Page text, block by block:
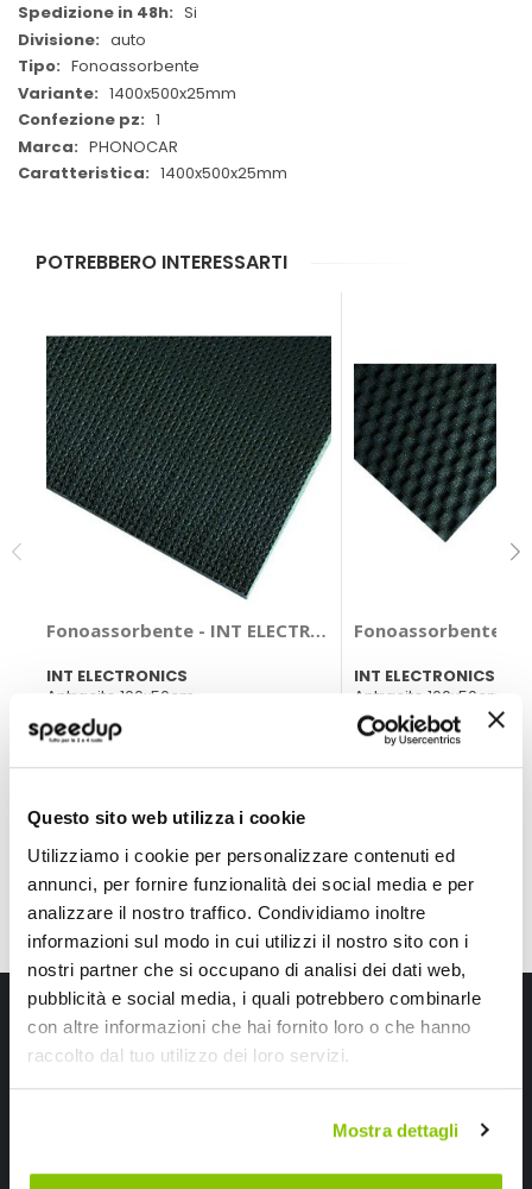
Questo sito web utilizza i cookie
Utilizziamo i cookie per personalizzare contenuti ed
annunci, per fornire funzionalità dei social media e per
analizzare il nostro traffico. Condividiamo inoltre
informazioni sul modo in cui utilizzi il nostro sito con i
nostri partner che si occupano di analisi dei dati web,
pubblicità e social media, i quali potrebbero combinarle
con altre informazioni che hai fornito loro o che hanno
raccolto dal tuo utilizzo dei loro servizi.
Mostra dettagli
Si
auto
Fonoassorbente
1400x500x25mm
1
PHONOCAR
1400x500x25mm
POTREBBERO INTERESSARTI
Fonoassorbente - INT ELECTRONICS
INT ELECTRONICS
Antracite 100x50cm
19,80 €
CONSEGNA IN 48H
Fonoassorbente -
INT ELECTRONICS
Antracite 100x50cm
17,80 €
CONSEGNA IN 48H
Iscriviti alla newsletter Speedup
Ricevi subito uno sconto del 10% per il tuo primo acquisto online!